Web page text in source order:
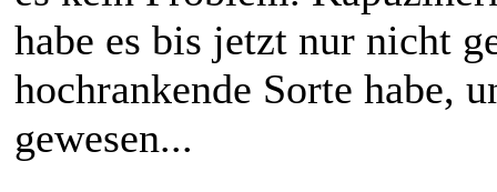
habe es bis jetzt nur nicht
hochrankende Sorte habe,
gewesen...